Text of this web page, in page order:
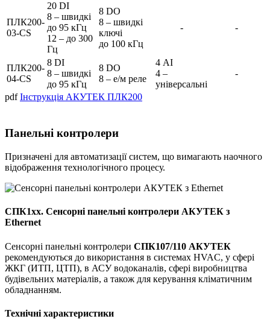
ПЛК200-
03-CS
20 DI
8 – швидкі
до 95 кГц
12 – до 300
Гц
8 DO
8 – швидкі
ключі
до 100 кГц
- -
ПЛК200-
04-CS
8 DI
8 – швидкі
до 95 кГц
8 DO
8 – е/м реле
4 AI
4 –
універсальні
-
pdf Інструкція АКУТЕК ПЛК200
Панельні контролери
Призначені для автоматизації систем, що вимагають наочного
відображення технологічного процесу.
СПК1хх. Сенсорні панельні контролери АКУТЕК з
Ethernet
Сенсорні панельні контролери СПК107/110 АКУТЕК
рекомендуються до використання в системах HVAC, у сфері
ЖКГ (ИТП, ЦТП), в АСУ водоканалів, сфері виробництва
будівельних матеріалів, а також для керування кліматичним
обладнанням.
Технічні характеристики